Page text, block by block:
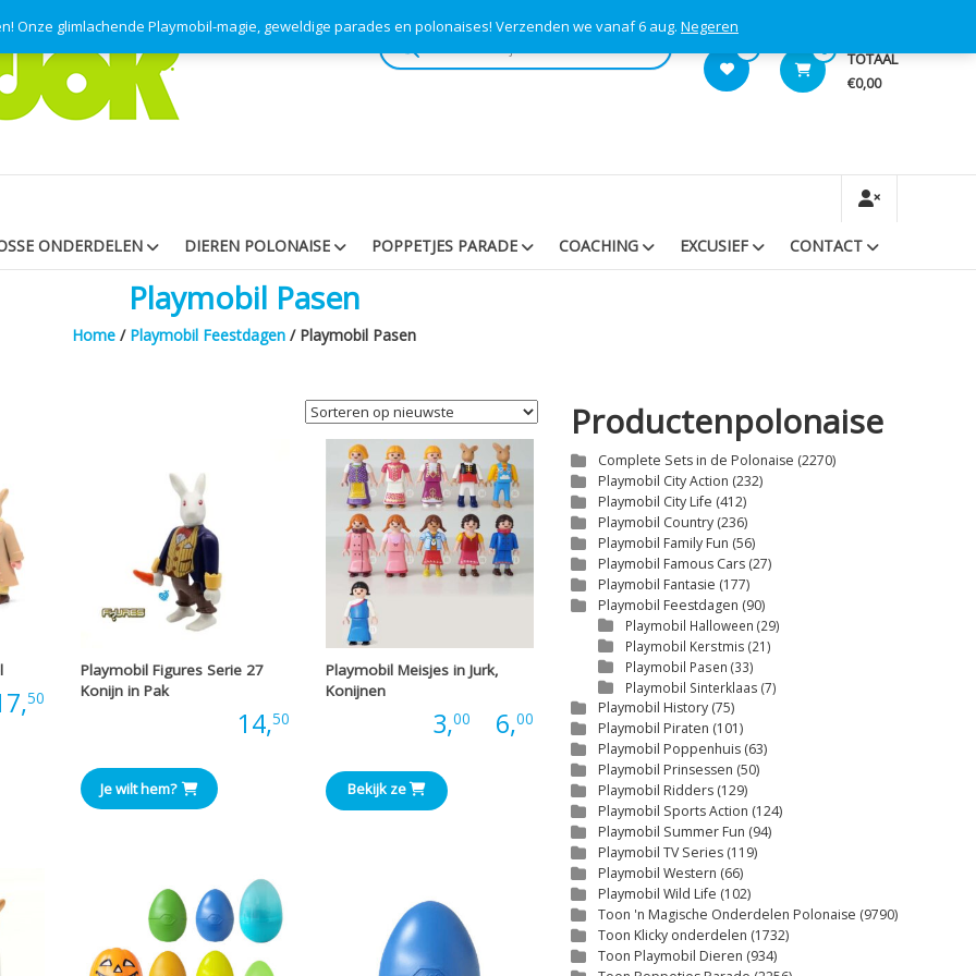
Onze glimlachende Playmobil-magie, geweldige parades en polonaises! Verzenden we vanaf 6 aug. Negeren
0 TOTAAL
€0,00
Producten
ONDERDELEN DIEREN POLONAISE POPPETJES PARADE COACHING EXCUSIEF CONTACT
Playmobil Pasen
Home / Playmobil Feestdagen / Playmobil Pasen
50
Playmobil Figures Serie 27
Konijn in Pak
14,50
Je wilt hem?
Playmobil Meisjes in Jurk,
Konijnen
3,00 6,00
Prijsklasse:
€3,00
€6,00
Bekijk ze
Productenpolonaise
Complete Sets in de Polonaise (2270)
Playmobil City Action (232)
Playmobil City Life (412)
Playmobil Country (236)
Playmobil Family Fun (56)
Playmobil Famous Cars (27)
Playmobil Fantasie (177)
Playmobil Feestdagen (90)
Playmobil Halloween (29)
Playmobil Kerstmis (21)
Playmobil Pasen (33)
Playmobil Sinterklaas (7)
Playmobil History (75)
Playmobil Piraten (101)
Playmobil Poppenhuis (63)
Playmobil Prinsessen (50)
Playmobil Ridders (129)
Playmobil Sports Action (124)
Playmobil Summer Fun (94)
Playmobil TV Series (119)
Playmobil Western (66)
Playmobil Wild Life (102)
Toon 'n Magische Onderdelen Polonaise (9790)
Toon Klicky onderdelen (1732)
Toon Playmobil Dieren (934)